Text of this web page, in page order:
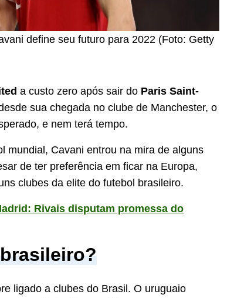
define seu futuro para 2022 (Foto: Getty
a custo zero após sair do Paris Saint-
sua chegada no clube de Manchester, o
e nem terá tempo.
mundial, Cavani entrou na mira de alguns
de ter preferência em ficar na Europa,
clubes da elite do futebol brasileiro.
Rivais disputam promessa do
ligado a clubes do Brasil. O uruguaio